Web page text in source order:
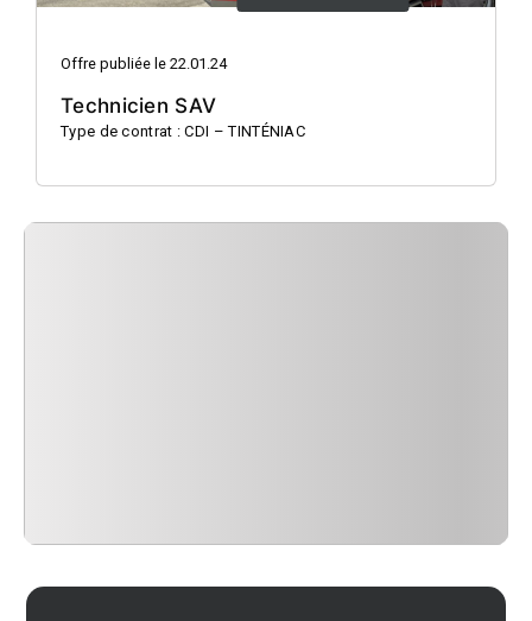
Offre publiée le 22.01.24
Technicien SAV
Type de contrat : CDI – TINTÉNIAC